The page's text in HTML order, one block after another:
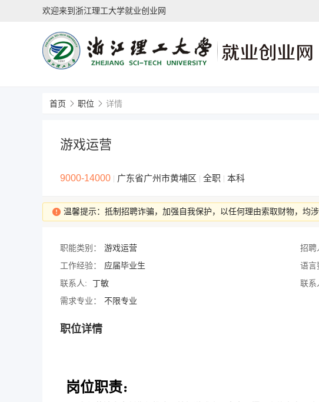
欢迎来到浙江理工大学就业创业网
首页 职位 详情
游戏运营
9000-14000 广东省广州市黄埔区 全职 本科
温馨提示：抵制招聘诈骗，加强自我保护，以任何理由索取财物，均涉
职能类别： 游戏运营 招聘
工作经验：
应届毕业生 语言
联系人:
丁敏 联系
需求专业：
不限专业
职位详情
岗位职责